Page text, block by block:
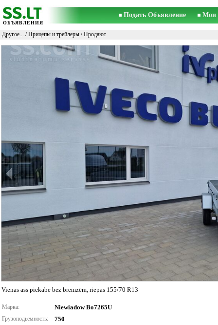
ОБЪЯВЛЕНИЯ
Подать Объявление Мои
Другое... /Прицепы и трейлеры / Продают
Vienas ass piekabe bez bremzēm, riepas 155/70 R13
Марка: Niewiadow Bo7265U
Грузоподьемность: 750